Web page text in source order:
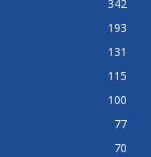
342
193
131
115
100
77
70